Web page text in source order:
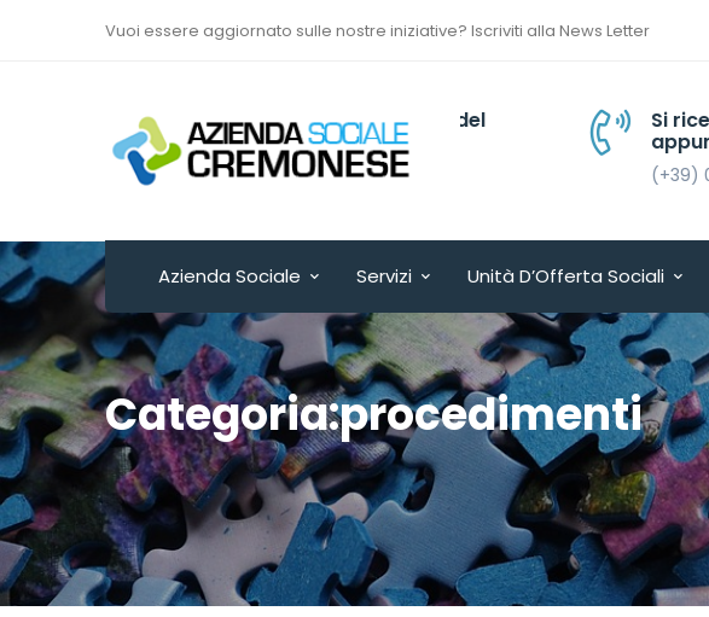
Vuoi essere aggiornato sulle nostre iniziative? Iscriviti alla News Letter
Via Sant’Antonio del
Fuoco n. 9/A
Cremona - ITALY
Si riceve su
appuntamento
(+39) 0372 803430
Azienda Sociale Servizi Unità D’Offerta Sociali
Categoria:procedimenti